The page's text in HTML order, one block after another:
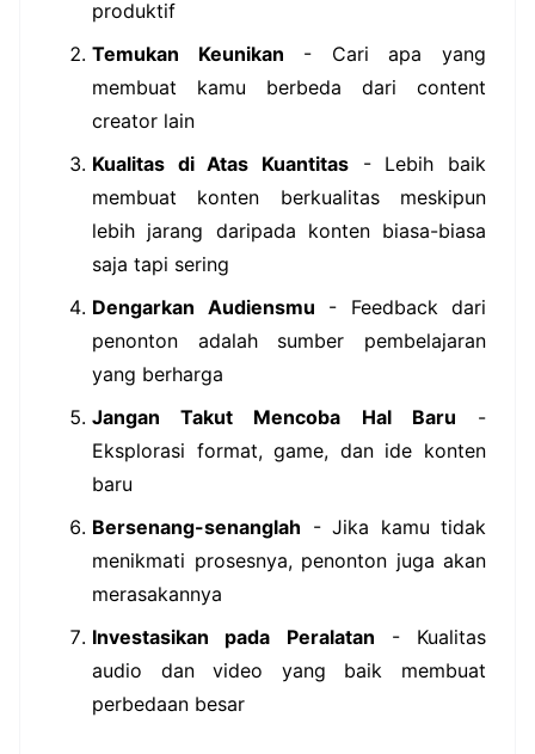
produktif
Temukan Keunikan - Cari apa yang
membuat kamu berbeda dari content
creator lain
Kualitas di Atas Kuantitas - Lebih baik
membuat konten berkualitas meskipun
lebih jarang daripada konten biasa-biasa
saja tapi sering
Dengarkan Audiensmu - Feedback dari
penonton adalah sumber pembelajaran
yang berharga
Jangan Takut Mencoba Hal Baru -
Eksplorasi format, game, dan ide konten
baru
Bersenang-senanglah - Jika kamu tidak
menikmati prosesnya, penonton juga akan
merasakannya
Investasikan pada Peralatan - Kualitas
audio dan video yang baik membuat
perbedaan besar